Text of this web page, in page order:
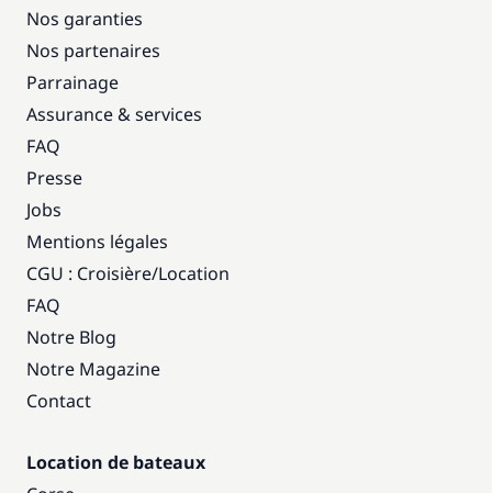
Nos garanties
Nos partenaires
Parrainage
Assurance & services
FAQ
Presse
Jobs
Mentions légales
CGU : Croisière/Location
FAQ
Notre Blog
Notre Magazine
Contact
Location de bateaux